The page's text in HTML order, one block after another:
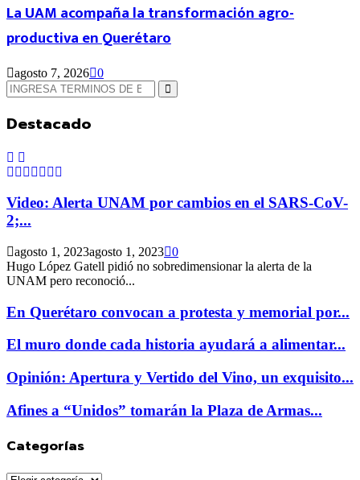
La UAM acompaña la transformación agro-
productiva en Querétaro
agosto 7, 2026 0
Búsqueda
de:
Búsqueda
Destacado
Video: Alerta UNAM por cambios en el SARS-CoV-
2;...
agosto 1, 2023agosto 1, 2023 0
Hugo López Gatell pidió no sobredimensionar la alerta de la
UNAM pero reconoció...
En Querétaro convocan a protesta y memorial por...
El muro donde cada historia ayudará a alimentar...
Opinión: Apertura y Vertido del Vino, un exquisito...
Afines a “Unidos” tomarán la Plaza de Armas...
Categorías